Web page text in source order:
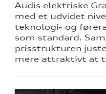
Audis elektriske
med et udvidet
teknologi- og
som standard.
prisstrukturen
mere attraktivt at